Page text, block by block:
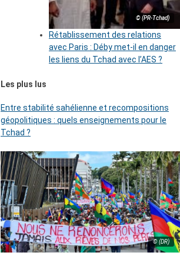
© (PR-Tchad)
Rétablissement des relations
avec Paris : Déby met-il en danger
les liens du Tchad avec l’AES ?
Les plus lus
Entre stabilité sahélienne et recompositions
géopolitiques : quels enseignements pour le
Tchad ?
© (DR)